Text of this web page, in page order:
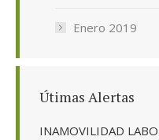
Enero 2019
Útimas Alertas
INAMOVILIDAD